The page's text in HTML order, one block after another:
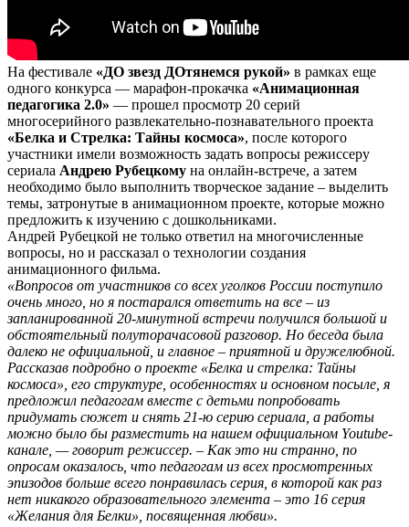
На фестивале «ДО звезд ДОтянемся рукой» в рамках еще
одного конкурса — марафон-прокачка «Анимационная
педагогика 2.0» — прошел просмотр 20 серий
многосерийного развлекательно-познавательного проекта
«Белка и Стрелка: Тайны космоса», после которого
участники имели возможность задать вопросы режиссеру
сериала Андрею Рубецкому на онлайн-встрече, а затем
необходимо было выполнить творческое задание – выделить
темы, затронутые в анимационном проекте, которые можно
предложить к изучению с дошкольниками.
Андрей Рубецкой не только ответил на многочисленные
вопросы, но и рассказал о технологии создания
анимационного фильма.
«Вопросов от участников со всех уголков России поступило
очень много, но я постарался ответить на все – из
запланированной 20-минутной встречи получился большой и
обстоятельный полуторачасовой разговор. Но беседа была
далеко не официальной, и главное – приятной и дружелюбной.
Рассказав подробно о проекте «Белка и стрелка: Тайны
космоса», его структуре, особенностях и основном посыле, я
предложил педагогам вместе с детьми попробовать
придумать сюжет и снять 21-ю серию сериала, а работы
можно было бы разместить на нашем официальном Youtube-
канале, — говорит режиссер. – Как это ни странно, по
опросам оказалось, что педагогам из всех просмотренных
эпизодов больше всего понравилась серия, в которой как раз
нет никакого образовательного элемента – это 16 серия
«Желания для Белки», посвященная любви».